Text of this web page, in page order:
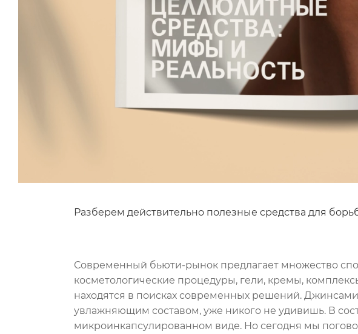
Разберем действительно полезные средства для
Современный бьюти-рынок предлагает множество
косметологические процедуры, гели, кремы,
находятся в поисках современных решений.
увлажняющим составом, уже никого не удивишь. В
микроинкапсулированном виде. Но сегодня мы